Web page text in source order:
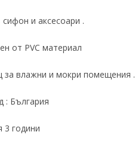
сифон и аксесоари .
от PVC материал
за влажни и мокри помещения .
: България
3 години